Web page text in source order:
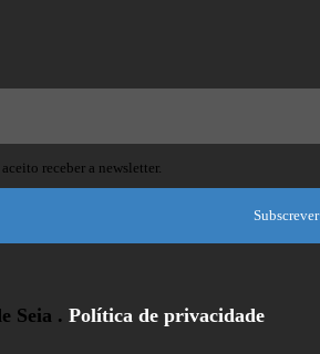
aceito receber a newsletter.
Subscrever
Seia . Política de privacidade